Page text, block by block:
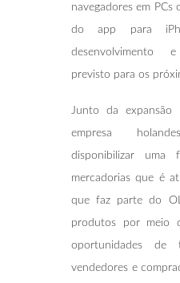
navegadores em
do app para
desenvolvimento
previsto para os
Junto da
empresa
disponibilizar
mercadorias que é
que faz parte do
produtos por meio
oportunidades de
vendedores e